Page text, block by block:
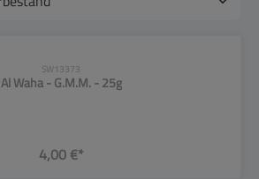
SW13373
Al Waha - G.M.M. - 25g
4,00 €*